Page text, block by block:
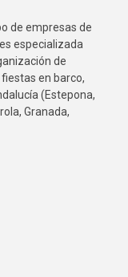
de empresas de
especializada
de
en barco,
(Estepona,
Granada,